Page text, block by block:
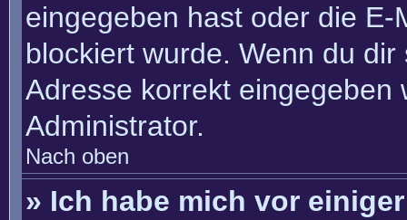
eingegeben hast oder die
blockiert wurde. Wenn du
Adresse korrekt
Administrator.
Nach oben
» Ich habe mich vor